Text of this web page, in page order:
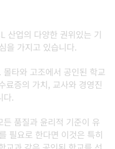
산업의 다양한 권위있는 기
을 가지고 있습니다.
타와 고조에서 공인된 학교
료증의 가치, 교사와 경영진
다.
품질과 윤리적 기준이 유
필요로 한다면 이것은 특히